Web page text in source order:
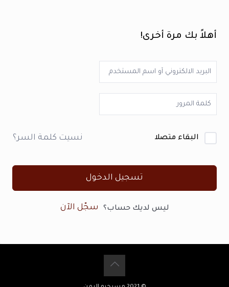
أهلاً بك مرة أخرى!
البقاء متصلا نسيت كلمة السر؟
تسجيل الدخول
ليس لديك حساب؟ سجّل الآن